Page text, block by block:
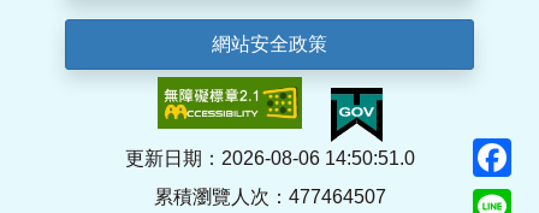
網站安全政策
更新日期：2026-08-06 14:50:51.0
累積瀏覽人次：477464507